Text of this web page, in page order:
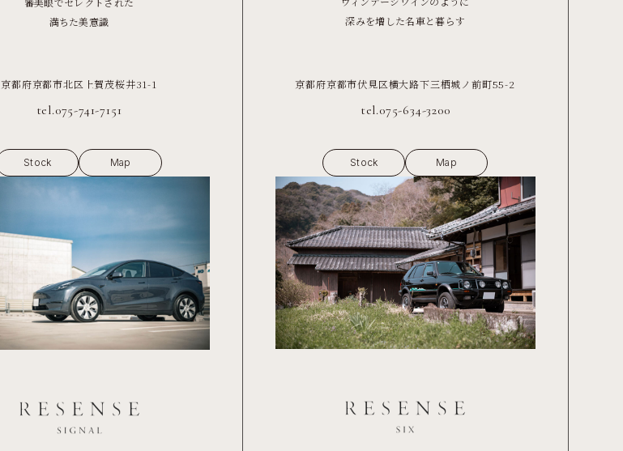
満ちた美意識
京都府京都市北区上賀茂桜井31-1
tel.075-741-7151
Stock Map
深みを増した名車と暮らす
京都府京都市伏見区横大路下三栖城ノ前町55-2
tel.075-634-3200
Stock Map